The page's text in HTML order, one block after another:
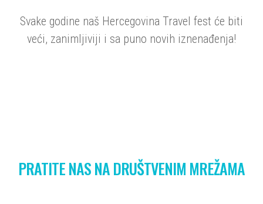
Svake godine naš Hercegovina Travel fest će biti
veći, zanimljiviji i sa puno novih iznenađenja!
PRATITE NAS NA DRUŠTVENIM MREŽAMA